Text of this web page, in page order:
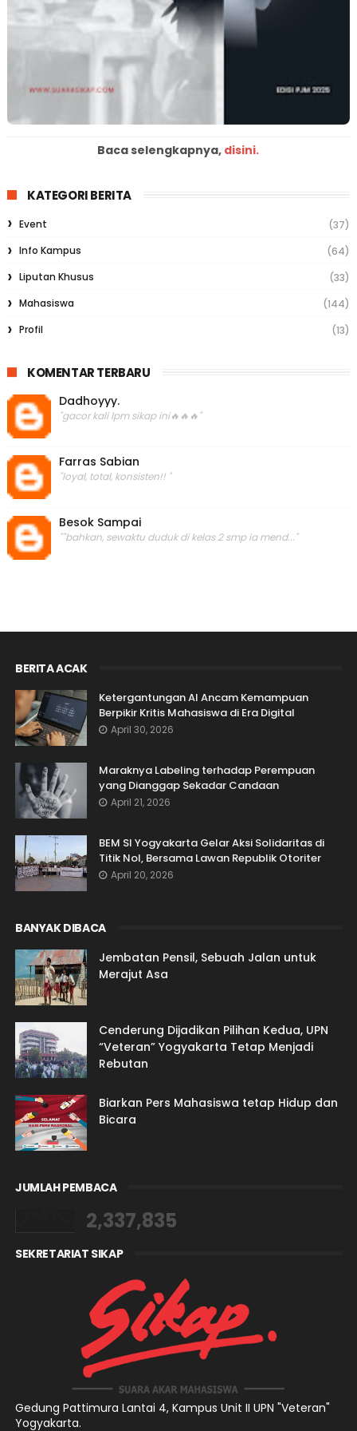
Baca selengkapnya, disini.
KATEGORI BERITA
Event
(37)
Info Kampus
(64)
Liputan Khusus
(33)
Mahasiswa
(144)
Profil
(13)
KOMENTAR TERBARU
Dadhoyyy.
"gacor kali lpm sikap ini🔥🔥🔥"
Farras Sabian
"loyal, total, konsisten!! "
Besok Sampai
""bahkan, sewaktu duduk di kelas 2 smp ia mend..."
BERITA ACAK
Ketergantungan AI Ancam Kemampuan
Berpikir Kritis Mahasiswa di Era Digital
April 30, 2026
Maraknya Labeling terhadap Perempuan
yang Dianggap Sekadar Candaan
April 21, 2026
BEM SI Yogyakarta Gelar Aksi Solidaritas di
Titik Nol, Bersama Lawan Republik Otoriter
April 20, 2026
BANYAK DIBACA
Jembatan Pensil, Sebuah Jalan untuk
Merajut Asa
Cenderung Dijadikan Pilihan Kedua, UPN
“Veteran” Yogyakarta Tetap Menjadi
Rebutan
Biarkan Pers Mahasiswa tetap Hidup dan
Bicara
JUMLAH PEMBACA
2,337,835
SEKRETARIAT SIKAP
Gedung Pattimura Lantai 4, Kampus Unit II UPN "Veteran"
Yogyakarta.